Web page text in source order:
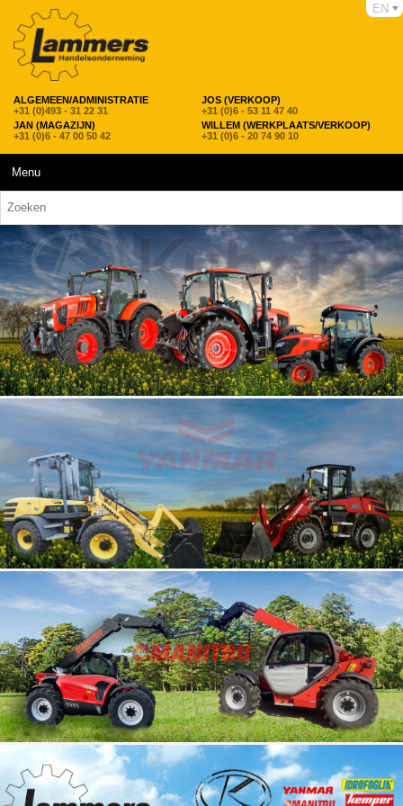
ALGEMEEN/ADMINISTRATIE
+31 (0)493 - 31 22 31
JOS (VERKOOP)
+31 (0)6 - 53 11 47 40
JAN (MAGAZIJN)
+31 (0)6 - 47 00 50 42
WILLEM (WERKPLAATS/VERKOOP)
+31 (0)6 - 20 74 90 10
EN
Menu